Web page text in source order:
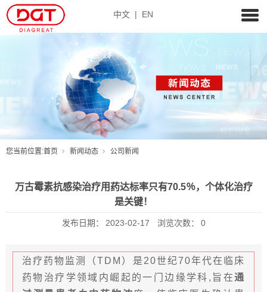
中文 | EN
您当前位置:首页 新闻动态 公司新闻
万古霉素抗感染治疗用药达标率只有70.5％，个体化治疗
是关键！
发布日期： 2023-02-17 浏览次数： 0
治疗药物监测（TDM）是20世纪70年代在临床
药物治疗学领域内崛起的一门边缘学科,旨在通